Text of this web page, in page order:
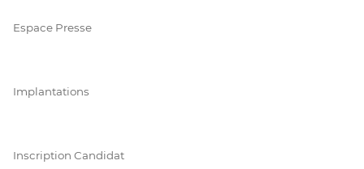
Espace Presse
Implantations
Inscription Candidat